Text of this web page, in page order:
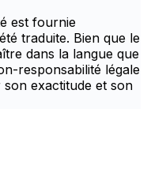
est fournie
traduite. Bien que le
dans la langue que
responsabilité légale
exactitude et son